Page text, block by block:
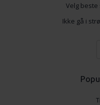
Velg
Ikke gå i